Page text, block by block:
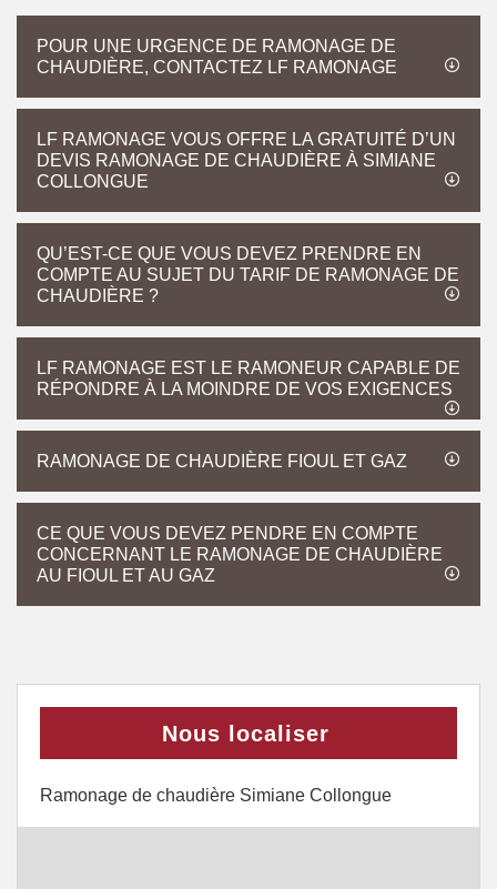
POUR UNE URGENCE DE RAMONAGE DE
CHAUDIÈRE, CONTACTEZ LF RAMONAGE
LF RAMONAGE VOUS OFFRE LA GRATUITÉ D’UN
DEVIS RAMONAGE DE CHAUDIÈRE À SIMIANE
COLLONGUE
QU’EST-CE QUE VOUS DEVEZ PRENDRE EN
COMPTE AU SUJET DU TARIF DE RAMONAGE DE
CHAUDIÈRE ?
LF RAMONAGE EST LE RAMONEUR CAPABLE DE
RÉPONDRE À LA MOINDRE DE VOS EXIGENCES
RAMONAGE DE CHAUDIÈRE FIOUL ET GAZ
CE QUE VOUS DEVEZ PENDRE EN COMPTE
CONCERNANT LE RAMONAGE DE CHAUDIÈRE
AU FIOUL ET AU GAZ
Nous localiser
Ramonage de chaudière Simiane Collongue